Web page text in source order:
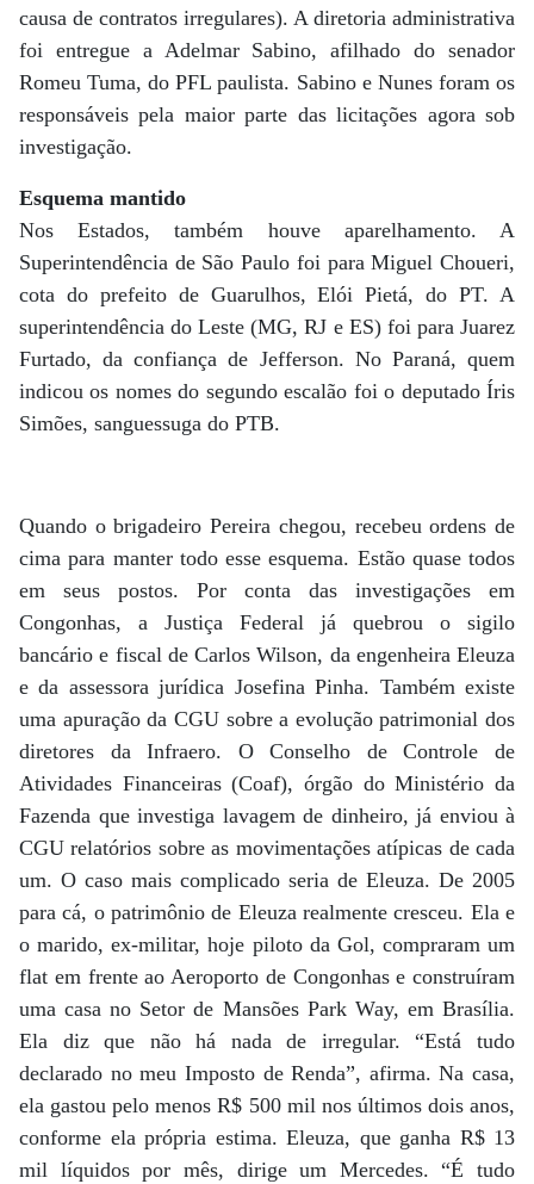
causa de contratos irregulares). A diretoria administrativa
foi entregue a Adelmar Sabino, afilhado do senador
Romeu Tuma, do PFL paulista. Sabino e Nunes foram os
responsáveis pela maior parte das licitações agora sob
investigação.
Esquema mantido
Nos Estados, também houve aparelhamento. A
Superintendência de São Paulo foi para Miguel Choueri,
cota do prefeito de Guarulhos, Elói Pietá, do PT. A
superintendência do Leste (MG, RJ e ES) foi para Juarez
Furtado, da confiança de Jefferson. No Paraná, quem
indicou os nomes do segundo escalão foi o deputado Íris
Simões, sanguessuga do PTB.
Quando o brigadeiro Pereira chegou, recebeu ordens de
cima para manter todo esse esquema. Estão quase todos
em seus postos. Por conta das investigações em
Congonhas, a Justiça Federal já quebrou o sigilo
bancário e fiscal de Carlos Wilson, da engenheira Eleuza
e da assessora jurídica Josefina Pinha. Também existe
uma apuração da CGU sobre a evolução patrimonial dos
diretores da Infraero. O Conselho de Controle de
Atividades Financeiras (Coaf), órgão do Ministério da
Fazenda que investiga lavagem de dinheiro, já enviou à
CGU relatórios sobre as movimentações atípicas de cada
um. O caso mais complicado seria de Eleuza. De 2005
para cá, o patrimônio de Eleuza realmente cresceu. Ela e
o marido, ex-militar, hoje piloto da Gol, compraram um
flat em frente ao Aeroporto de Congonhas e construíram
uma casa no Setor de Mansões Park Way, em Brasília.
Ela diz que não há nada de irregular. “Está tudo
declarado no meu Imposto de Renda”, afirma. Na casa,
ela gastou pelo menos R$ 500 mil nos últimos dois anos,
conforme ela própria estima. Eleuza, que ganha R$ 13
mil líquidos por mês, dirige um Mercedes. “É tudo